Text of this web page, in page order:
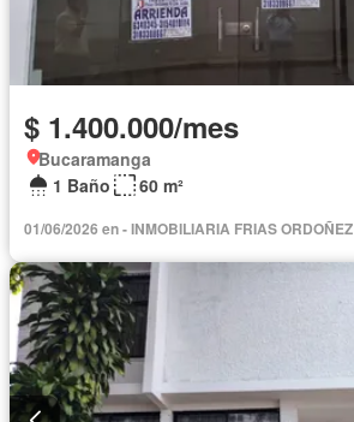
$ 1.400.000/mes
Bucaramanga
1 Baño
60 m²
01/06/2026 en - INMOBILIARIA FRIAS ORDOÑEZ